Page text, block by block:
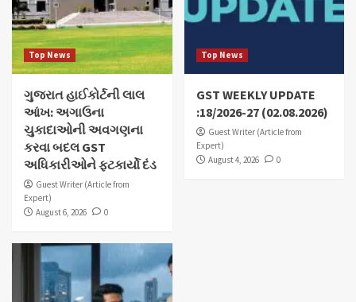
Top News
ગુજરાત હાઈકોર્ટની લાલ
આંખ: અગાઉના
ચુકાદાઓની અવગણના
કરવા બદલ GST
અધિકારીઓને ફટકાર્યો દંડ
Guest Writer (Article from
Expert)
August 6, 2026
0
Top News
GST WEEKLY UPDATE
:18/2026-27 (02.08.2026)
Guest Writer (Article from
Expert)
August 4, 2026
0